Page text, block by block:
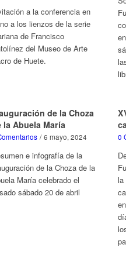
a la conferencia en
a los lienzos de la serie
de Francisco
del Museo de Arte
de Huete.
de la Choza
la Abuela María
/ 6 mayo, 2024
e infografía de la
de la Choza de la
María celebrado el
sábado 20 de abril
0
la